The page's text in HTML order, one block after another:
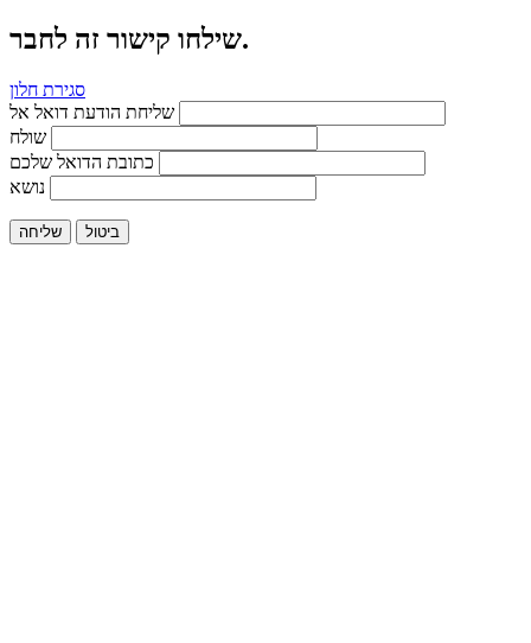
שילחו קישור זה לחבר.
סגירת חלון
שליחת הודעת דואל אל
שולח
כתובת הדואל שלכם
נושא
שליחה ביטול